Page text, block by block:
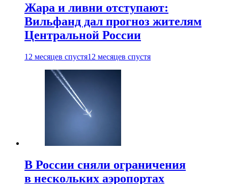
Жара и ливни отступают:
Вильфанд дал прогноз жителям
Центральной России
12 месяцев спустя12 месяцев спустя
В России сняли ограничения
в нескольких аэропортах